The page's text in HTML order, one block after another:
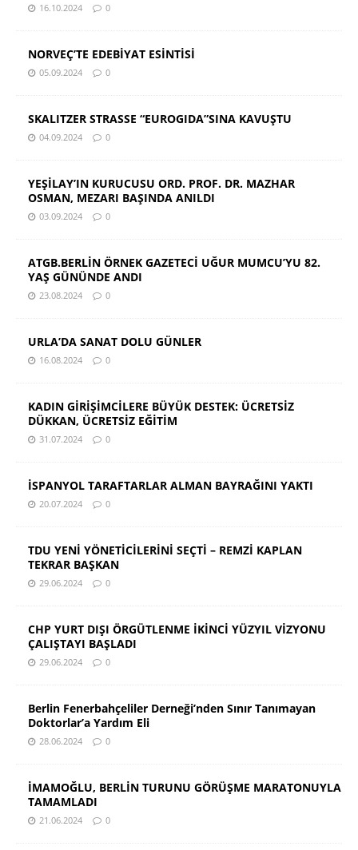
16.10.2024 0
NORVEÇ’TE EDEBİYAT ESİNTİSİ
05.09.2024 0
SKALITZER STRASSE “EUROGIDA”SINA KAVUŞTU
04.09.2024 0
YEŞİLAY’IN KURUCUSU ORD. PROF. DR. MAZHAR
OSMAN, MEZARI BAŞINDA ANILDI
03.09.2024 0
ATGB.BERLİN ÖRNEK GAZETECİ UĞUR MUMCU’YU 82.
YAŞ GÜNÜNDE ANDI
23.08.2024 0
URLA’DA SANAT DOLU GÜNLER
16.08.2024 0
KADIN GİRİŞİMCİLERE BÜYÜK DESTEK: ÜCRETSİZ
DÜKKAN, ÜCRETSİZ EĞİTİM
31.07.2024 0
İSPANYOL TARAFTARLAR ALMAN BAYRAĞINI YAKTI
20.07.2024 0
TDU YENİ YÖNETİCİLERİNİ SEÇTİ – REMZİ KAPLAN
TEKRAR BAŞKAN
29.06.2024 0
CHP YURT DIŞI ÖRGÜTLENME İKİNCİ YÜZYIL VİZYONU
ÇALIŞTAYI BAŞLADI
29.06.2024 0
Berlin Fenerbahçeliler Derneği’nden Sınır Tanımayan
Doktorlar’a Yardım Eli
28.06.2024 0
İMAMOĞLU, BERLİN TURUNU GÖRÜŞME MARATONUYLA
TAMAMLADI
21.06.2024 0